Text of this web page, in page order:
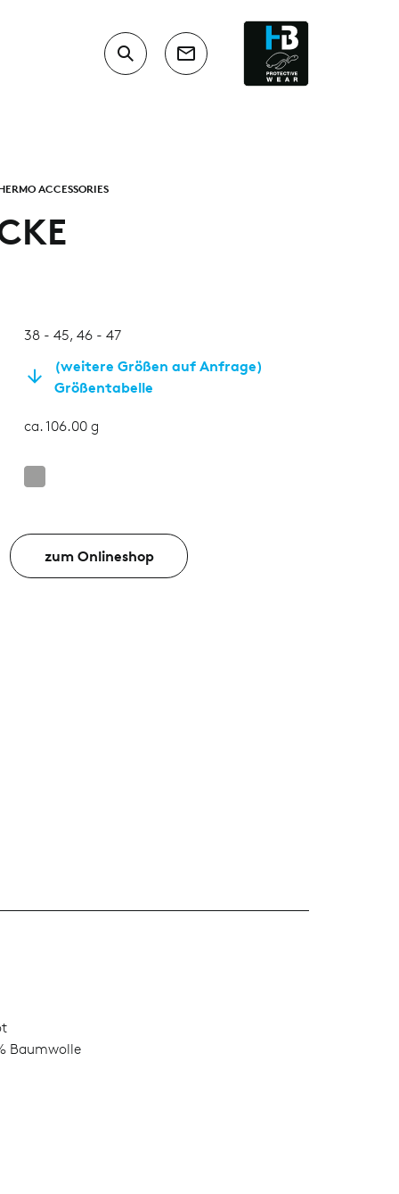
ACCESSORIES
38 - 45, 46 - 47
(weitere Größen auf Anfrage)
Größentabelle
ca. 106.00 g
zum Onlineshop
Baumwolle